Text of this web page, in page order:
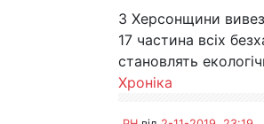
З Херсонщини
17 частина всіх
становлять
Хроніка